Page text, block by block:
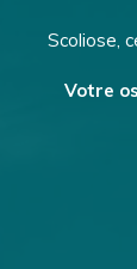
Scoliose,
Votre